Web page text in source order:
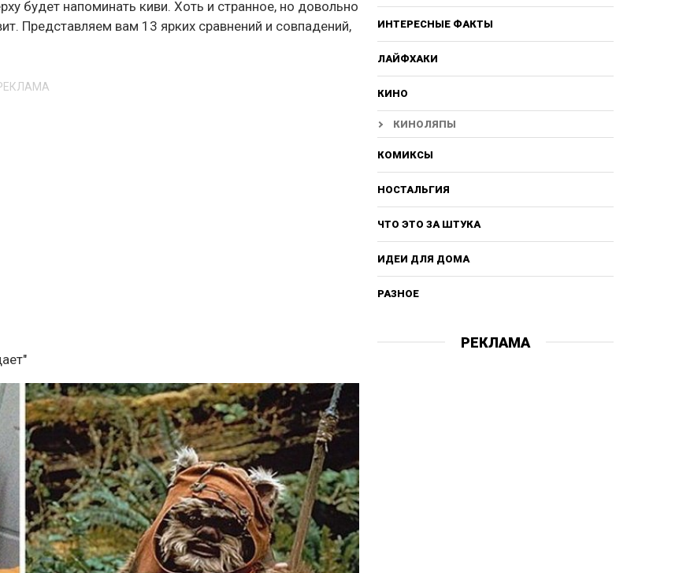
будет напоминать киви. Хоть и странное, но довольно
Представляем вам 13 ярких сравнений и совпадений,
ИНТЕРЕСНЫЕ ФАКТЫ
ЛАЙФХАКИ
КИНО
КИНОЛЯПЫ
КОМИКСЫ
НОСТАЛЬГИЯ
ЧТО ЭТО ЗА ШТУКА
ИДЕИ ДЛЯ ДОМА
РАЗНОЕ
РЕКЛАМА